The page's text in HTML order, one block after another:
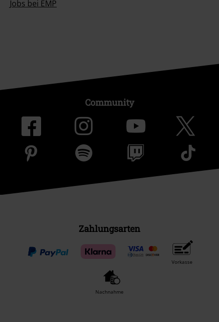
Jobs bei EMP
Community
Zahlungsarten
Vorkasse
Nachnahme